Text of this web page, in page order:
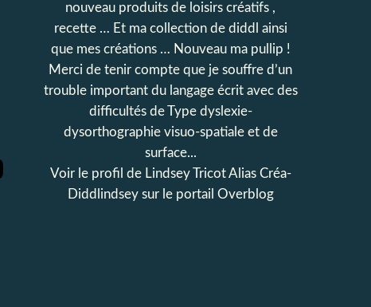
nouveau produits de loisirs créatifs ,
recette … Et ma collection de diddl ainsi
que mes créations … Nouveau ma pullip !
Merci de tenir compte que je souffre d’un
trouble important du langage écrit avec des
difficultés de Type dyslexie-
dysorthographie visuo-spatiale et de
surface...
Voir le profil de Lindsey Tricot Alias Créa-
Diddlindsey sur le portail Overblog